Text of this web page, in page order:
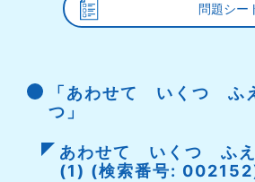
問題シー
「あわせて いくつ ふ
つ」
あわせて いくつ ふ
(1) (検索番号: